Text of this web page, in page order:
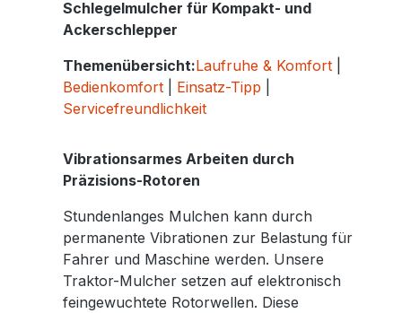
Schlegelmulcher für Kompakt- und
Ackerschlepper
Themenübersicht:Laufruhe & Komfort
Bedienkomfort
Einsatz-Tipp
Servicefreundlichkeit
Vibrationsarmes Arbeiten durch
Präzisions-Rotoren
Stundenlanges Mulchen kann durch
permanente Vibrationen zur Belastung für
Fahrer und Maschine werden. Unsere
Traktor-Mulcher setzen auf elektronisch
feingewuchtete Rotorwellen. Diese